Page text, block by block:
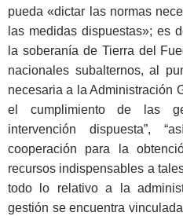
pueda «dictar las normas
las medidas dispuestas»; es
la soberanía de Tierra del
nacionales subalternos, al
necesaria a la Administración
el cumplimiento de las
intervención dispuesta”,
cooperación para la
recursos indispensables a
todo lo relativo a la
gestión se encuentra